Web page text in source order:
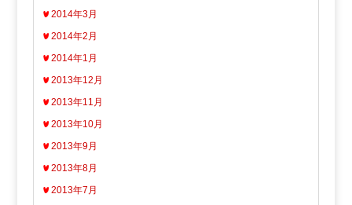
2014年3月
2014年2月
2014年1月
2013年12月
2013年11月
2013年10月
2013年9月
2013年8月
2013年7月